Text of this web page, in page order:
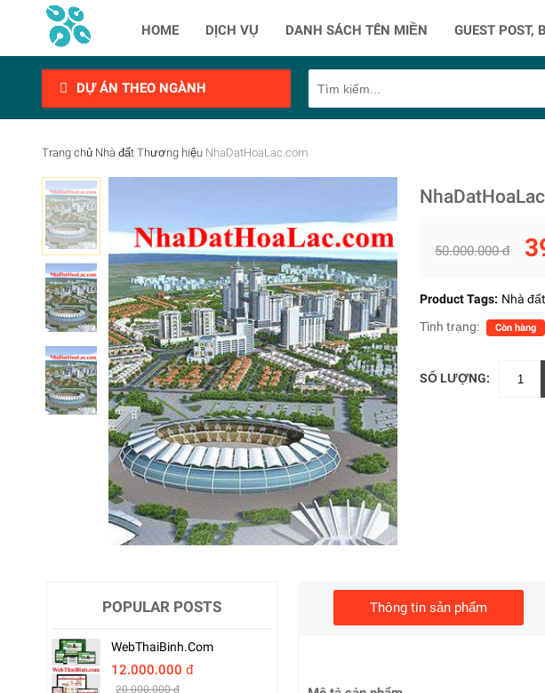
HOME DỊCH VỤ DANH SÁCH TÊN MIỀN GUEST POST,
DỰ ÁN THEO NGÀNH
Trang chủ Nhà đất Thương hiệu NhaDatHoaLac.com
50.000.000 đ
Product Tags: Nhà đất
Tình trạng:
Còn hàng
SỐ LƯỢNG:
Thông tin sản phẩm
POPULAR POSTS
WebThaiBinh.com
12.000.000 đ
20.000.000 đ